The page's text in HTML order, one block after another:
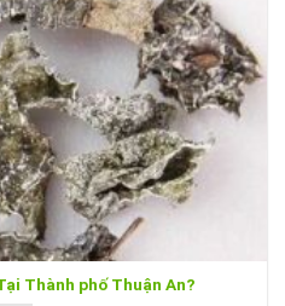
Thành phố Thuận An?